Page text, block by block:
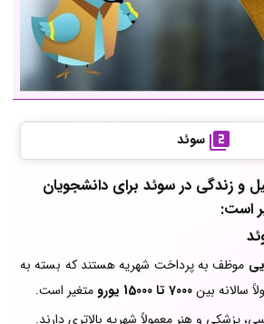
سوئد
و زندگی در سوئد برای دانشجویان
است:
موظف به پرداخت شهریه هستند که بسته به
سالانه بین7000 تا 15000 یورو
متغیر است.
پزشکی و هنر معمولاً شهریه بالاتری دارند.